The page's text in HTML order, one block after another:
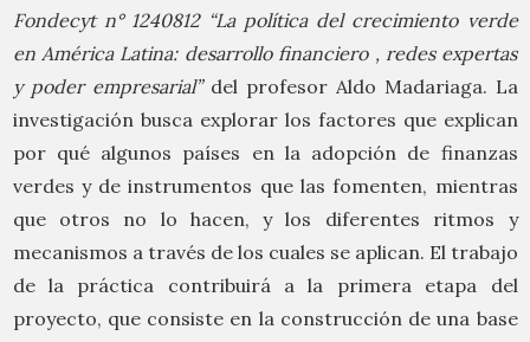
Fondecyt n° 1240812 “La política del crecimiento verde
en América Latina: desarrollo financiero , redes expertas
y poder empresarial”del profesor Aldo Madariaga. La
investigación busca explorar los factores que explican
por qué algunos países en la adopción de finanzas
verdes y de instrumentos que las fomenten, mientras
que otros no lo hacen, y los diferentes ritmos y
mecanismos a través de los cuales se aplican. El trabajo
de la práctica contribuirá a la primera etapa del
proyecto, que consiste en la construcción de una base